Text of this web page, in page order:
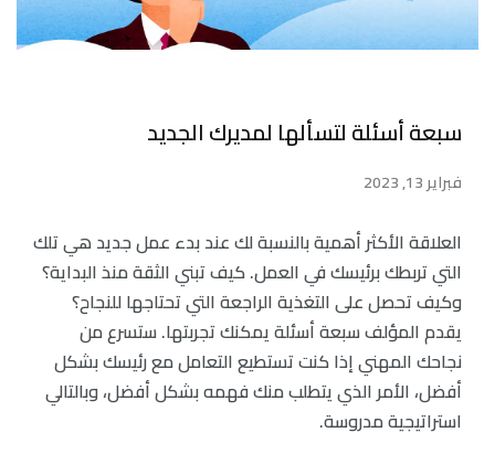
سبعة أسئلة لتسألها لمديرك الجديد
فبراير 13, 2023
العلاقة الأكثر أهمية بالنسبة لك عند بدء عمل جديد هي تلك
التي تربطك برئيسك في العمل. كيف تبني الثقة منذ البداية؟
وكيف تحصل على التغذية الراجعة التي تحتاجها للنجاح؟
يقدم المؤلف سبعة أسئلة يمكنك تجربتها. ستسرع من
نجاحك المهني إذا كنت تستطيع التعامل مع رئيسك بشكل
أفضل، الأمر الذي يتطلب منك فهمه بشكل أفضل، وبالتالي
استراتيجية مدروسة.